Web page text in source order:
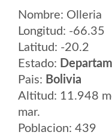
Nombre: Olleria
Longitud: -66.35
Latitud: -20.2
Estado:
Pais: Bolivia
Altitud: 11.948
mar.
Poblacion: 439